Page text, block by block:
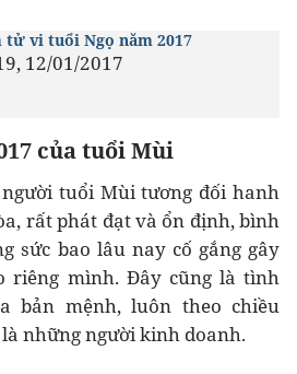
tử vi tuổi Ngọ năm 2017
12/01/2017
của tuổi Mùi
tuổi Mùi tương đối hanh
rất phát đạt và ổn định, bình
sức bao lâu nay cố gắng gây
riêng mình. Đây cũng là tình
bản mệnh, luôn theo chiều
những người kinh doanh.